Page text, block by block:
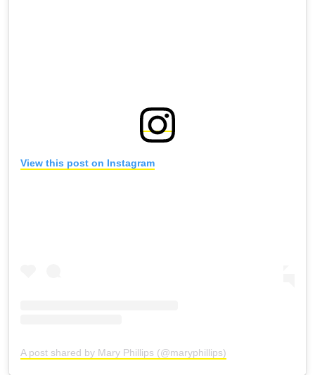
View this post on Instagram
A post shared by Mary Phillips (@maryphillips)